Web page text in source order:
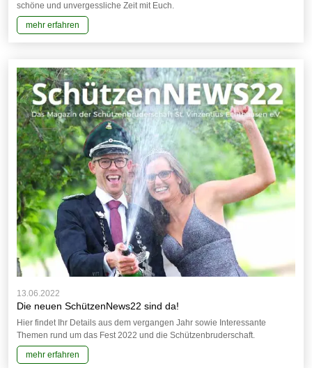
schöne und unvergessliche Zeit mit Euch.
mehr erfahren
13.06.2022
Die neuen SchützenNews22 sind da!
Hier findet Ihr Details aus dem vergangen Jahr sowie Interessante
Themen rund um das Fest 2022 und die Schützenbruderschaft.
mehr erfahren